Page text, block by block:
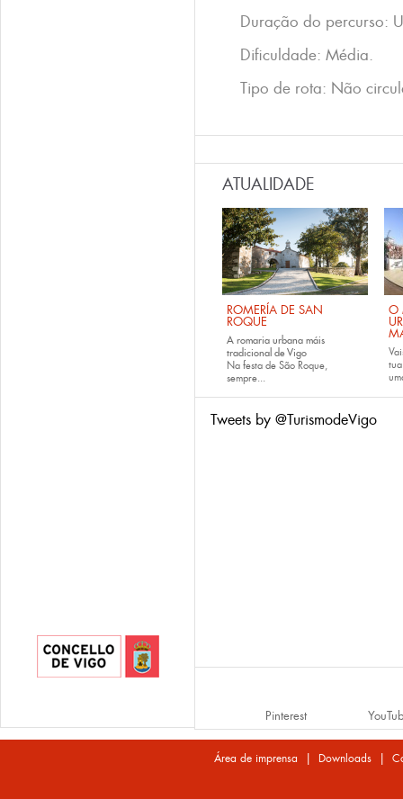
Duração do percurso:
Dificuldade: Média.
Tipo de rota: Não
ATUALIDADE
ROMERÍA DE SAN
ROQUE
A romaria urbana máis
tradicional de Vigo
Na festa de São Roque,
sempre...
O
Tweets by @TurismodeVigo
Pinterest
Área de imprensa | Downloads |